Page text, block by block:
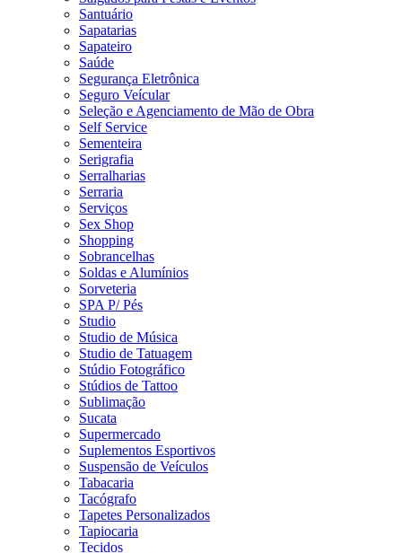
Santuário
Sapatarias
Sapateiro
Saúde
Segurança Eletrônica
Seguro Veícular
Seleção e Agenciamento de Mão de Obra
Self Service
Sementeira
Serigrafia
Serralharias
Serraria
Serviços
Sex Shop
Shopping
Sobrancelhas
Soldas e Alumínios
Sorveteria
SPA P/ Pés
Studio
Studio de Música
Studio de Tatuagem
Stúdio Fotográfico
Stúdios de Tattoo
Sublimação
Sucata
Supermercado
Suplementos Esportivos
Suspensão de Veículos
Tabacaria
Tacógrafo
Tapetes Personalizados
Tapiocaria
Tecidos